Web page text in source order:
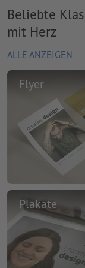
Beliebte
mit Herz
ALLE ANZEIGEN
Flyer
Plakate